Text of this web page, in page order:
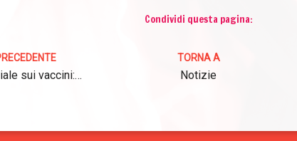
Condividi questa pagina:
sui vaccini:…
TORNA A
Notizie